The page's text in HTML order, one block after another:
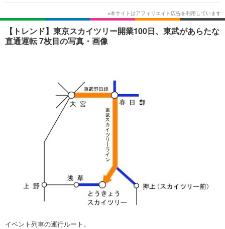
韓国・芸能
音楽 スポーツ
ライフTOP グルメ
ペット ショッピング
リリース一覧
プッシュ通知の停止方法
【トレンド】東京スカイツリー開業100日、東武があらたな
直通運転 7枚目の写真・画像
イベント列車の運行ルート。